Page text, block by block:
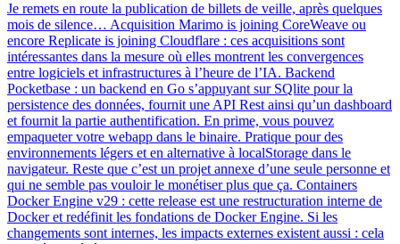
Je remets en route la publication de billets de veille, après quelques
mois de silence… Acquisition Marimo is joining CoreWeave ou
encore Replicate is joining Cloudflare : ces acquisitions sont
intéressantes dans la mesure où elles montrent les convergences
entre logiciels et infrastructures à l’heure de l’IA. Backend
Pocketbase : un backend en Go s’appuyant sur SQlite pour la
persistence des données, fournit une API Rest ainsi qu’un dashboard
et fournit la partie authentification. En prime, vous pouvez
empaqueter votre webapp dans le binaire. Pratique pour des
environnements légers et en alternative à localStorage dans le
navigateur. Reste que c’est un projet annexe d’une seule personne et
qui ne semble pas vouloir le monétiser plus que ça. Containers
Docker Engine v29 : cette release est une restructuration interne de
Docker et redéfinit les fondations de Docker Engine. Si les
changements sont internes, les impacts externes existent aussi : cela